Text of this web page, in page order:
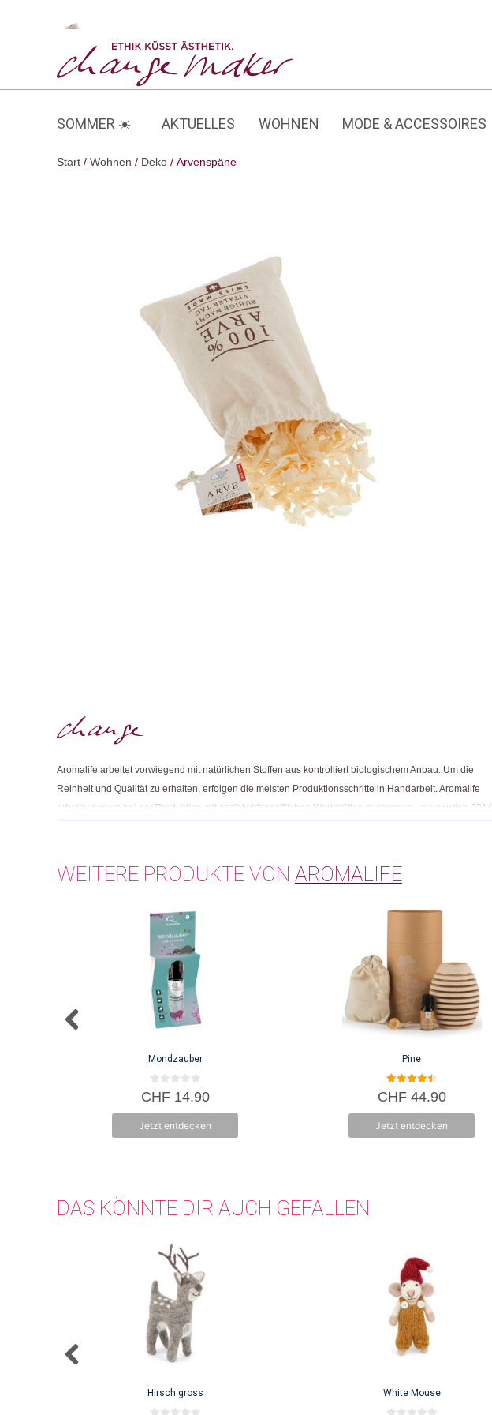
SOMMER ☀️ AKTUELLES WOHNEN MODE & ACCESSOIRES
Start / Wohnen / Deko / Arvenspäne
Aromalife arbeitet vorwiegend mit natürlichen Stoffen aus kontrolliert biologischem Anbau. Um die
Reinheit und Qualität zu erhalten, erfolgen die meisten Produktionsschritte in Handarbeit. Aromalife
arbeitet zudem bei der Produktion mit sozialwirtschaftlichen Werkstätten zusammen - sie wurden 2014
WEITERE PRODUKTE VON AROMALIFE
Mondzauber
0
v
5
CHF14.90
Jetzt entdecken
Pine
4.50
von 5
CHF44.90
Jetzt entdecken
DAS KÖNNTE DIR AUCH GEFALLEN
Hirsch gross White Mouse